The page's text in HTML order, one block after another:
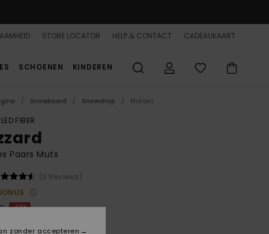
STORE LOCATOR HELP & CONTACT CADEAUKAART
SCHOENEN KINDEREN
Snowboard Snowshop Mutsen
FIBER
Paars Muts
(3 Reviews)
63%
zonder accepteren